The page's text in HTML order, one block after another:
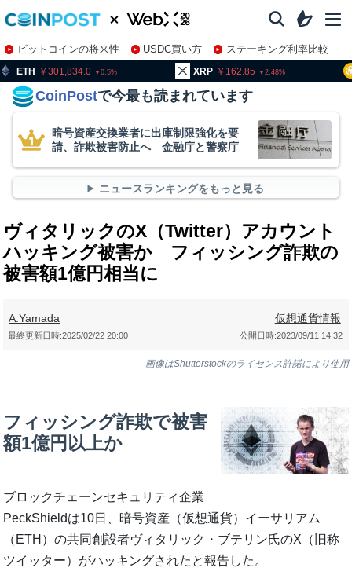
ビットコインの将来性 USDC買い方
ステーキング利率比較
株特集・関連銘柄
0.5 162.85 2.48
CoinPostで今最も読まれています
暗号資産交換業者に出庫制限強化を要
請、詐欺被害防止へ 金融庁と警察庁
ニュースランキングをもっと見る
ヴィタリックのX（Twitter）アカウント
ハッキング被害か フィッシング詐欺の
被害額1億円相当に
A.Yamada 仮想通貨情報
公開日時:2023/09/11 14:32
最終更新日時:2025/02/22 20:00
画像はShutterstockのライセンス許諾により使用
フィッシング詐欺で被害
額1億円以上か
ブロックチェーンセキュリティ企業
PeckShieldは10日、暗号資産（仮想通貨）イーサリアム
（ETH）の共同創設者ヴィタリック・ブテリン氏のX（旧称
ツイッター）がハッキングされたと報告した。